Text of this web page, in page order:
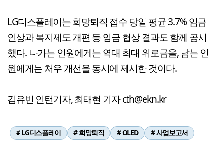
LG디스플레이는 희망퇴직 접수 당일 평균 3.7% 임금
인상과 복지제도 개편 등 임금 협상 결과도 함께 공시
했다. 나가는 인원에게는 역대 최대 위로금을, 남는 인
원에게는 처우 개선을 동시에 제시한 것이다.
김유빈 인턴기자, 최태현 기자 cth@ekn.kr
# LG디스플레이 # 희망퇴직 # OLED # 사업보고서